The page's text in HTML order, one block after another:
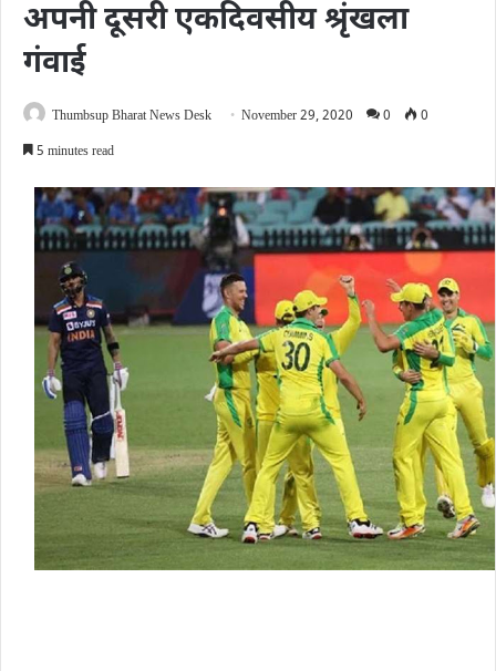
अपनी दूसरी एकदिवसीय श्रृंखला
गंवाई
Thumbsup Bharat News Desk November 29, 2020 0
0
5 minutes read